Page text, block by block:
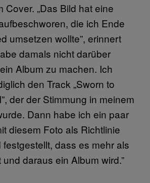
Cover. „Das Bild hat eine
die ich Ende
umsetzen wollte”, erinnert
damals nicht darüber
Album zu machen. Ich
den Track „Sworn to
der der Stimmung in meinem
Dann habe ich ein paar
diesem Foto als Richtlinie
dass es mehr als
daraus ein Album wird.”